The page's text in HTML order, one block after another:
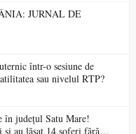
JURNAL DE
într-o sesiune de
sau nivelul RTP?
în județul Satu Mare!
și au lăsat 14 șoferi fără